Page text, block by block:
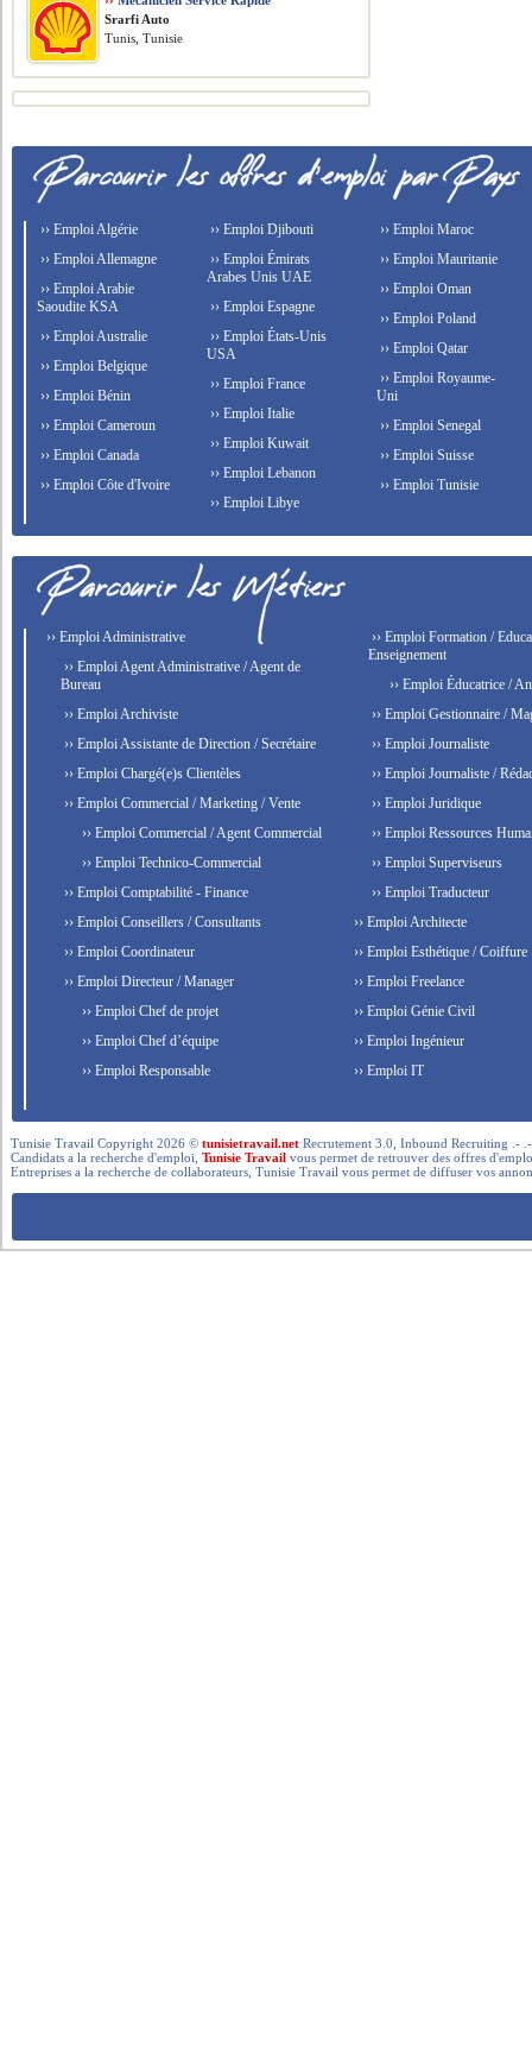
Srarfi Auto
Tunis, Tunisie
›› Emploi Algérie
›› Emploi Allemagne
›› Emploi Arabie
Saoudite KSA
›› Emploi Australie
›› Emploi Belgique
›› Emploi Bénin
›› Emploi Cameroun
›› Emploi Canada
›› Emploi Côte d'Ivoire
›› Emploi Djibouti
›› Emploi Émirats
Arabes Unis UAE
›› Emploi Espagne
›› Emploi États-Unis
USA
›› Emploi France
›› Emploi Italie
›› Emploi Kuwait
›› Emploi Lebanon
›› Emploi Libye
›› Emploi Maroc
›› Emploi Mauritanie
›› Emploi Oman
›› Emploi Poland
›› Emploi Qatar
›› Emploi Royaume-
Uni
›› Emploi Senegal
›› Emploi Suisse
›› Emploi Tunisie
›› Emploi Administrative
›› Emploi Agent Administrative / Agent de
Bureau
›› Emploi Archiviste
›› Emploi Assistante de Direction / Secrétaire
›› Emploi Chargé(e)s Clientèles
›› Emploi Commercial / Marketing / Vente
›› Emploi Commercial / Agent Commercial
›› Emploi Technico-Commercial
›› Emploi Comptabilité - Finance
›› Emploi Conseillers / Consultants
›› Emploi Coordinateur
›› Emploi Directeur / Manager
›› Emploi Chef de projet
›› Emploi Chef d’équipe
›› Emploi Responsable
›› Emploi Formation /
Enseignement
›› Emploi Éducatrice /
›› Emploi Gestionnaire /
›› Emploi Journaliste
›› Emploi Journaliste /
›› Emploi Juridique
›› Emploi Ressources
›› Emploi Superviseurs
›› Emploi Traducteur
›› Emploi Architecte
›› Emploi Esthétique / Coiffure
›› Emploi Freelance
›› Emploi Génie Civil
›› Emploi Ingénieur
›› Emploi IT
Tunisie Travail Copyright 2026 ©tunisietravail.net Recrutement 3.0, Inbound Recruiting .-
Candidats a la recherche d'emploi,Tunisie Travail vous permet de retrouver des offres
Entreprises a la recherche de collaborateurs, Tunisie Travail vous permet de diffuser vos